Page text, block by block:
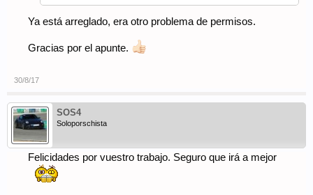
Ya está arreglado, era otro problema de permisos.
Gracias por el apunte.
30/8/17
SOS4
Soloporschista
Felicidades por vuestro trabajo. Seguro que irá a mejor